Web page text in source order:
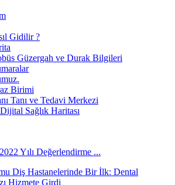
Gidilir ?
Güzergah ve Durak Bilgileri
Birimi
Tanı ve Tedavi Merkezi
Sağlık Haritası
Yılı Değerlendirme ...
Diş Hastanelerinde Bir İlk: Dental
Hizmete Girdi